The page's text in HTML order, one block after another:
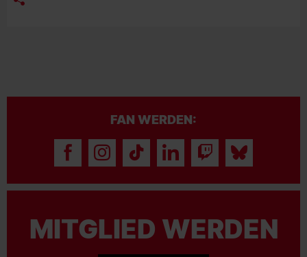
FAN WERDEN:
MITGLIED WERDEN